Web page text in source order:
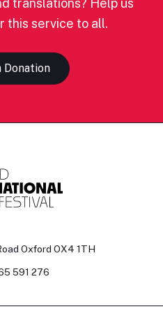
this service to all.
Donation
Oxford OX4 1TH
591 276